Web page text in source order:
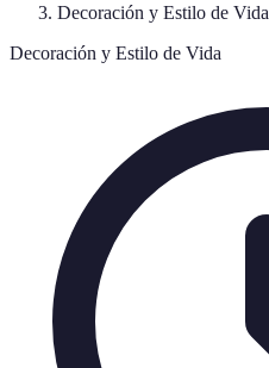
Decoración y Estilo de Vida
Decoración y Estilo de Vida